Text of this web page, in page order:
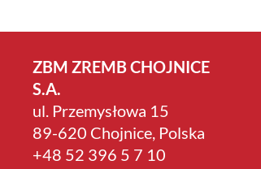
ZBM ZREMB CHOJNICE
S.A.
ul. Przemysłowa 15
89-620 Chojnice, Polska
+4­8 52 396 5 7 10